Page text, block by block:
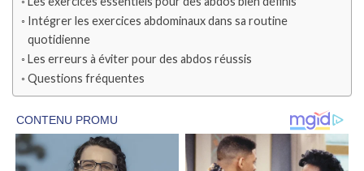
Intégrer les exercices abdominaux dans sa routine
quotidienne
Les erreurs à éviter pour des abdos réussis
Questions fréquentes